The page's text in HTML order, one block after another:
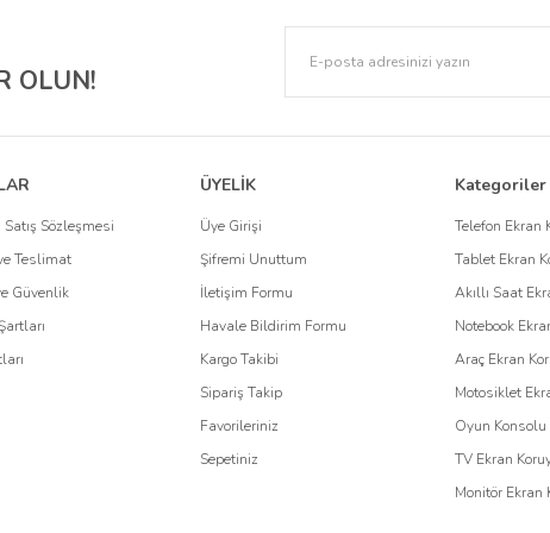
karşı korurken, estetik tasarımıyla cihazınızın şıklığını korumaya yardımcı
de korur. Ayrıca, paperlike dokusuyla çizim ve yazma deneyimini
çözümler sunar. Özellikle, kurumsal firmaların kullandığı cihazların
tasarlanmıştır. Dayanıklı malzemeleri, mükemmel uyumu ve kullanıcı odaklı
ilk günkü performansını uzun süre koruyabilirsiniz.
OLUN!
Sözleşmesi
Teslimat
Güvenlik
ÜYELİK
Üye Girişi
Şifremi Unuttum
İletişim Formu
Havale Bildirim Formu
Kargo Takibi
Sipariş Takip
Favorileriniz
Sepetiniz
Kategoriler
Telefon Ekran
Tablet Ekran
Akıllı Saat
Notebook
Araç Ekran
Motosiklet
Oyun
TV Ekran
Monitör Ekran